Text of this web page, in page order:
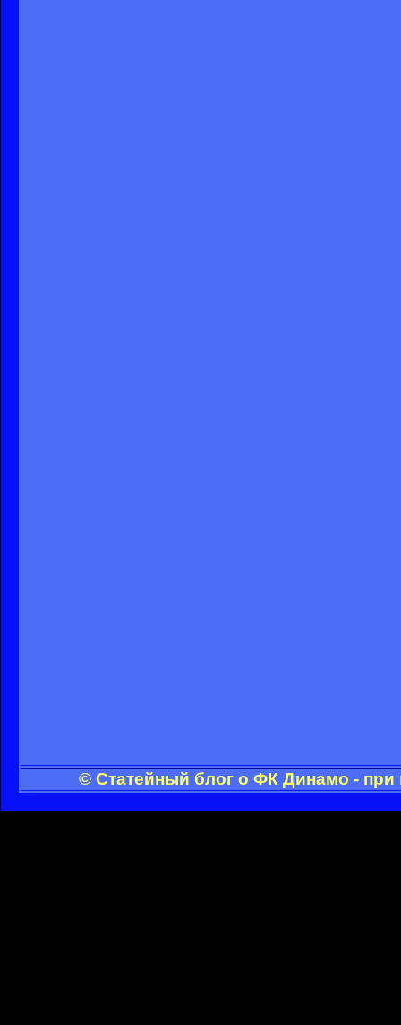
© Статейный блог о ФК Динамо - при